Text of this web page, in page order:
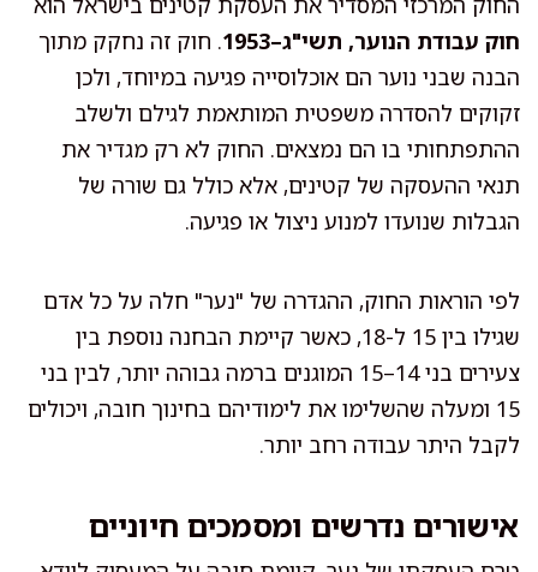
חוק עבודת הנוער, תשי"ג–1953
. חוק זה נחקק מתוך
הבנה שבני נוער הם אוכלוסייה פגיעה במיוחד, ולכן
זקוקים להסדרה משפטית המותאמת לגילם ולשלב
ההתפתחותי בו הם נמצאים. החוק לא רק מגדיר את
תנאי ההעסקה של קטינים, אלא כולל גם שורה של
הגבלות שנועדו למנוע ניצול או פגיעה.
לפי הוראות החוק, ההגדרה של "נער" חלה על כל אדם
שגילו בין 15 ל-18, כאשר קיימת הבחנה נוספת בין
צעירים בני 14–15 המוגנים ברמה גבוהה יותר, לבין בני
15 ומעלה שהשלימו את לימודיהם בחינוך חובה, ויכולים
לקבל היתר עבודה רחב יותר.
אישורים נדרשים ומסמכים חיוניים